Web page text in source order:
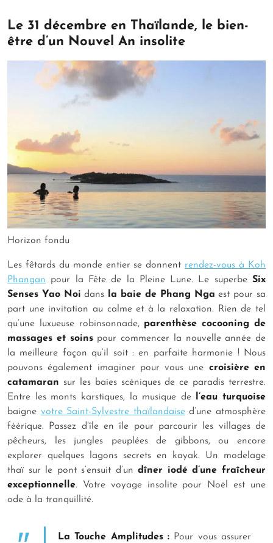
Le 31 décembre en Thaïlande, le bien-
être d’un Nouvel An insolite
Horizon fondu
Les fêtards du monde entier se donnent rendez-vous à Koh
Phangan pour la Fête de la Pleine Lune. Le superbe Six
Senses Yao Noidans la baie de Phang Nga est pour sa
part une invitation au calme et à la relaxation. Rien de tel
qu’une luxueuse robinsonnade, parenthèse cocooning de
massages et soinspour commencer la nouvelle année de
la meilleure façon qu’il soit : en parfaite harmonie ! Nous
pouvons également imaginer pour vous une croisière en
catamaran sur les baies scéniques de ce paradis terrestre.
Entre les monts karstiques, la musique de
l’eau turquoise
baigne votre Saint-Sylvestre thaïlandaised’une atmosphère
féérique. Passez d’île en île pour parcourir les villages de
pêcheurs, les jungles peuplées de gibbons, ou encore
explorer quelques lagons secrets en kayak. Un modelage
thaï sur le pont s’ensuit d’undîner iodé d’une fraîcheur
exceptionnelle. Votre voyage insolite pour Noël est une
ode à la tranquillité.
La Touche Amplitudes :
Pour vous assurer